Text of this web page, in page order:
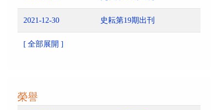
2021-12-30 史耘第19期出刊
[ 全部展開 ]
榮譽